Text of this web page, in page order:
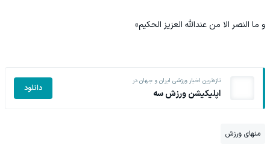
و ما النصر الا من عندالله العزیز الحکیم»
تازه‌ترین اخبار ورزشی ایران و جهان در
اپلیکیشن ورزش سه دانلود
منهای ورزش